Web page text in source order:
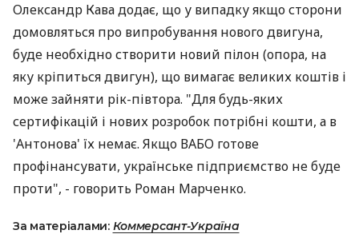
Олександр Кава додає, що у випадку якщо сторони
домовляться про випробування нового двигуна,
буде необхідно створити новий пілон (опора, на
яку кріпиться двигун), що вимагає великих коштів і
може зайняти рік-півтора. "Для будь-яких
сертифікацій і нових розробок потрібні кошти, а в
'Антонова' їх немає. Якщо ВАБО готове
профінансувати, українське підприємство не буде
проти", - говорить Роман Марченко.
За матеріалами: Коммерсант-Україна